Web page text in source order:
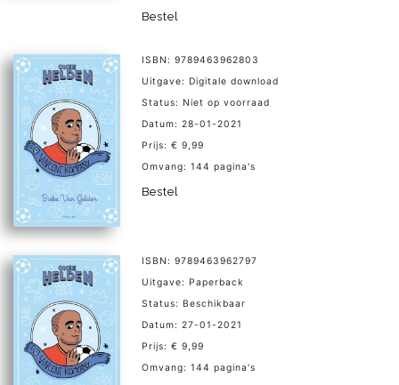
Bestel
ISBN: 9789463962803
Uitgave: Digitale download
Status: Niet op voorraad
Datum: 28-01-2021
Prijs: € 9,99
Omvang: 144 pagina's
Bestel
ISBN: 9789463962797
Uitgave: Paperback
Status: Beschikbaar
Datum: 27-01-2021
Prijs: € 9,99
Omvang: 144 pagina's